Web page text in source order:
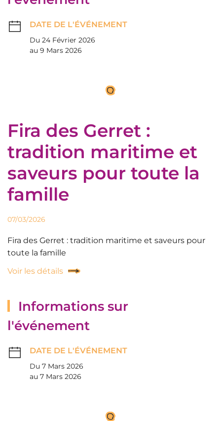
DATE DE L'ÉVÉNEMENT
Du 24 Février 2026
au 9 Mars 2026
Fira des Gerret :
tradition maritime et
saveurs pour toute la
famille
07/03/2026
Fira des Gerret : tradition maritime et saveurs pour
toute la famille
Voir les détails
Informations sur
l'événement
DATE DE L'ÉVÉNEMENT
Du 7 Mars 2026
au 7 Mars 2026